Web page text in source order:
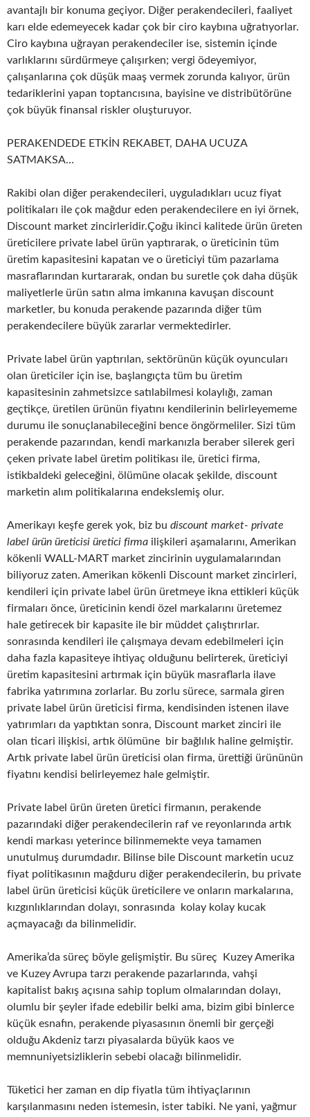
avantajlı bir konuma geçiyor. Diğer perakendecileri, faaliyet
karı elde edemeyecek kadar çok bir ciro kaybına uğratıyorlar.
Ciro kaybına uğrayan perakendeciler ise, sistemin içinde
varlıklarını sürdürmeye çalışırken; vergi ödeyemiyor,
çalışanlarına çok düşük maaş vermek zorunda kalıyor, ürün
tedariklerini yapan toptancısına, bayisine ve distribütörüne
çok büyük finansal riskler oluşturuyor.
PERAKENDEDE ETKİN REKABET, DAHA UCUZA
SATMAKSA…
Rakibi olan diğer perakendecileri, uyguladıkları ucuz fiyat
politikaları ile çok mağdur eden perakendecilere en iyi örnek,
Discount market zincirleridir.Çoğu ikinci kalitede ürün üreten
üreticilere private label ürün yaptırarak, o üreticinin tüm
üretim kapasitesini kapatan ve o üreticiyi tüm pazarlama
masraflarından kurtararak, ondan bu suretle çok daha düşük
maliyetlerle ürün satın alma imkanına kavuşan discount
marketler, bu konuda perakende pazarında diğer tüm
perakendecilere büyük zararlar vermektedirler.
Private label ürün yaptırılan, sektörünün küçük oyuncuları
olan üreticiler için ise, başlangıçta tüm bu üretim
kapasitesinin zahmetsizce satılabilmesi kolaylığı, zaman
geçtikçe, üretilen ürünün fiyatını kendilerinin belirleyememe
durumu ile sonuçlanabileceğini bence öngörmeliler. Sizi tüm
perakende pazarından, kendi markanızla beraber silerek geri
çeken private label üretim politikası ile, üretici firma,
istikbaldeki geleceğini, ölümüne olacak şekilde, discount
marketin alım politikalarına endekslemiş olur.
Amerikayı keşfe gerek yok, biz bu discount market- private
label ürün üreticisi üretici firma ilişkileri aşamalarını, Amerikan
kökenli WALL-MART market zincirinin uygulamalarından
biliyoruz zaten. Amerikan kökenli Discount market zincirleri,
kendileri için private label ürün üretmeye ikna ettikleri küçük
firmaları önce, üreticinin kendi özel markalarını üretemez
hale getirecek bir kapasite ile bir müddet çalıştırırlar.
sonrasında kendileri ile çalışmaya devam edebilmeleri için
daha fazla kapasiteye ihtiyaç olduğunu belirterek, üreticiyi
üretim kapasitesini artırmak için büyük masraflarla ilave
fabrika yatırımına zorlarlar. Bu zorlu sürece, sarmala giren
private label ürün üreticisi firma, kendisinden istenen ilave
yatırımları da yaptıktan sonra, Discount market zinciri ile
olan ticari ilişkisi, artık ölümüne bir bağlılık haline gelmiştir.
Artık private label ürün üreticisi olan firma, ürettiği ürününün
fiyatını kendisi belirleyemez hale gelmiştir.
Private label ürün üreten üretici firmanın, perakende
pazarındaki diğer perakendecilerin raf ve reyonlarında artık
kendi markası yeterince bilinmemekte veya tamamen
unutulmuş durumdadır. Bilinse bile Discount marketin ucuz
fiyat politikasının mağduru diğer perakendecilerin, bu private
label ürün üreticisi küçük üreticilere ve onların markalarına,
kızgınlıklarından dolayı, sonrasında kolay kolay kucak
açmayacağı da bilinmelidir.
Amerika’da süreç böyle gelişmiştir. Bu süreç Kuzey Amerika
ve Kuzey Avrupa tarzı perakende pazarlarında, vahşi
kapitalist bakış açısına sahip toplum olmalarından dolayı,
olumlu bir şeyler ifade edebilir belki ama, bizim gibi binlerce
küçük esnafın, perakende piyasasının önemli bir gerçeği
olduğu Akdeniz tarzı piyasalarda büyük kaos ve
memnuniyetsizliklerin sebebi olacağı bilinmelidir.
Tüketici her zaman en dip fiyatla tüm ihtiyaçlarının
karşılanmasını neden istemesin, ister tabiki. Ne yani, yağmur